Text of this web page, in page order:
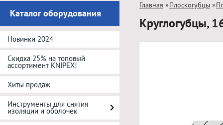
Каталог оборудования
Новинки 2024
Скидка 25% на топовый
ассортимент KNIPEX!
Хиты продаж
Инструменты для снятия
изоляции и оболочек
Главная »Плоскогубцы »
Круглогубцы,